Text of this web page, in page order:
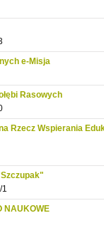
e-Misja
Rasowych
Rzecz Wspierania
1
NAUKOWE